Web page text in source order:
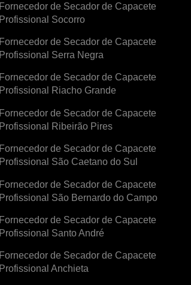
Fornecedor de Secador de Capacete
Profissional Socorro
Fornecedor de Secador de Capacete
Profissional Serra Negra
Fornecedor de Secador de Capacete
Profissional Riacho Grande
Fornecedor de Secador de Capacete
Profissional Ribeirão Pires
Fornecedor de Secador de Capacete
Profissional São Caetano do Sul
Fornecedor de Secador de Capacete
Profissional São Bernardo do Campo
Fornecedor de Secador de Capacete
Profissional Santo André
Fornecedor de Secador de Capacete
Profissional Anchieta